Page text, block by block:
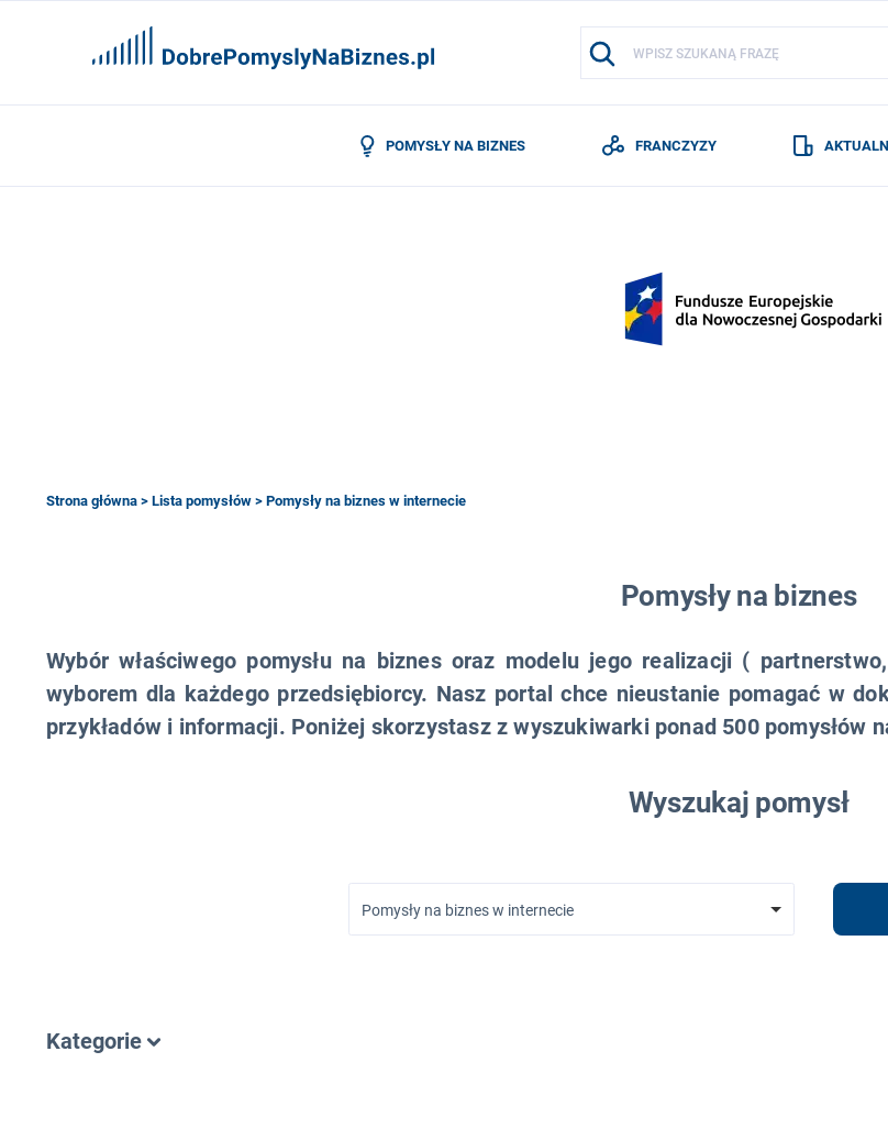
POMYSŁY NA BIZNES FRANCZYZY
Strona główna > Lista pomysłów > Pomysły na biznes w internecie
Pomysły na biznes
Wybór właściwego pomysłu na biznes oraz modelu jego realizacji (
wyborem dla każdego przedsiębiorcy. Nasz portal chce nieustanie pomagać w
przykładów i informacji. Poniżej skorzystasz z wyszukiwarki ponad 500 pomysłów
Wyszukaj pomysł
Pomysły na biznes w internecie
Kategorie